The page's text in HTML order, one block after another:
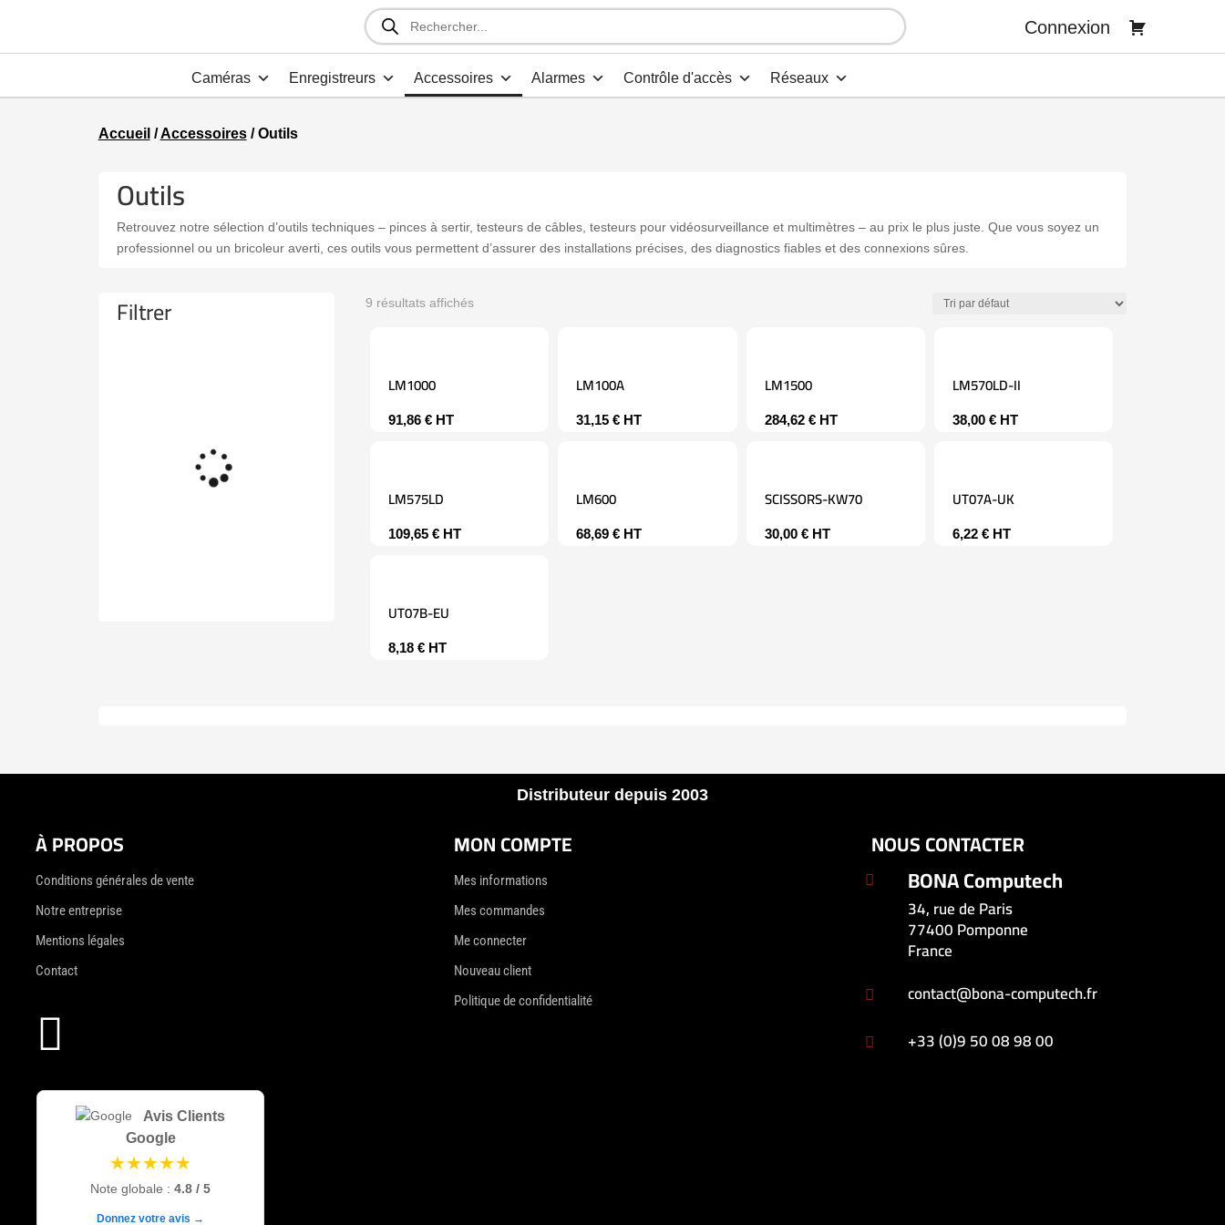
Recherche
de
produits
Connexion
Caméras Enregistreurs Accessoires Alarmes Contrôle d'accès Réseaux
Accueil /Accessoires/ Outils
Outils
Retrouvez notre sélection d’outils techniques – pinces à sertir, testeurs de câbles, testeurs pour vidéosurveillance et multimètres – au prix le plus juste. Que vous soyez un
professionnel ou un bricoleur averti, ces outils vous permettent d’assurer des installations précises, des diagnostics fiables et des connexions sûres.
Filtrer 9 résultats affichés
LM1000
91,86€ HT
LM100A
31,15€ HT
LM1500
284,62 € HT
LM570LD-II
38,00 € HT
LM575LD
109,65€ HT
LM600
68,69€ HT
SCISSORS-KW70
30,00 € HT
UT07A-UK
6,22 € HT
UT07B-EU
8,18€ HT
Distributeur depuis 2003
À PROPOS
Conditions générales de vente
Notre entreprise
Mentions légales
Contact

Avis Clients
Google
★★★★★
Note globale : 4.8 / 5
Donnez votre avis →
MON COMPTE
Mes informations
Mes commandes
Me connecter
Nouveau client
Politique de confidentialité
NOUS CONTACTER
 BONA Computech
34, rue de Paris
77400 Pomponne
France
 contact@bona-computech.fr
 +33 (0)9 50 08 98 00